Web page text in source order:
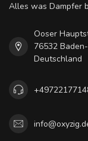
Alles was Dampfer
Ooser
76532
Deutschland